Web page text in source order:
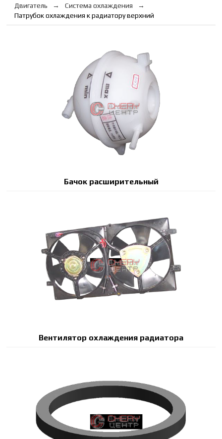
Двигатель
Система охлаждения
Патрубок охлаждения к радиатору верхний
Бачок расширительный
Вентилятор охлаждения радиатора